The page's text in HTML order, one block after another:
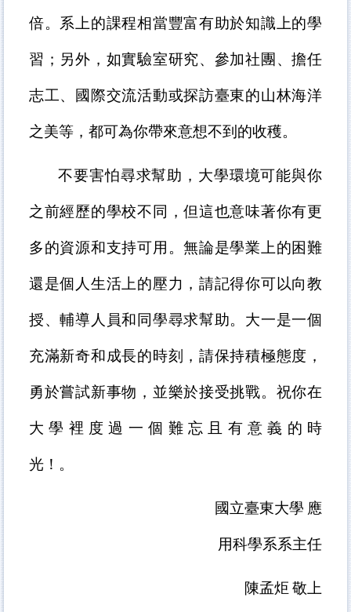
倍。系上的課程相當豐富有助於知識上的學
習；另外，如實驗室研究、參加社團、擔任
志工、國際交流活動或探訪臺東的山林海洋
之美等，都可為你帶來意想不到的收穫。
不要害怕尋求幫助，大學環境可能與你
之前經歷的學校不同，但這也意味著你有更
多的資源和支持可用。無論是學業上的困難
還是個人生活上的壓力，請記得你可以向教
授、輔導人員和同學尋求幫助。大一是一個
充滿新奇和成長的時刻，請保持積極態度，
勇於嘗試新事物，並樂於接受挑戰。祝你在
大學裡度過一個難忘且有意義的時
光！。
國立臺東大學 應
用科學系系主任
陳孟炬 敬上